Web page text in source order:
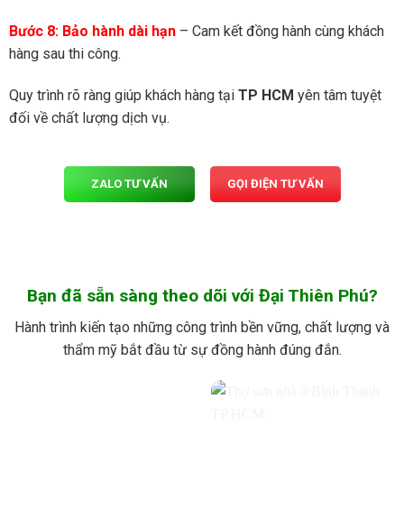
Bước 8: Bảo hành dài hạn– Cam kết đồng hành cùng khách
hàng sau thi công.
Quy trình rõ ràng giúp khách hàng tại TP HCM yên tâm tuyệt
đối về chất lượng dịch vụ.
ZALO TƯ VẤN GỌI ĐIỆN TƯ VẤN
Bạn đã sẵn sàng theo dõi với Đại Thiên Phú?
Hành trình kiến tạo những công trình bền vững, chất lượng và
thẩm mỹ bắt đầu từ sự đồng hành đúng đắn.